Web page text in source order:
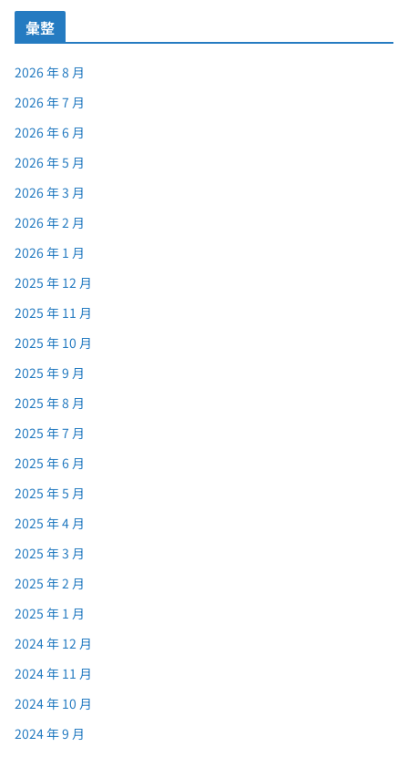
彙整
2026 年 8 月
2026 年 7 月
2026 年 6 月
2026 年 5 月
2026 年 3 月
2026 年 2 月
2026 年 1 月
2025 年 12 月
2025 年 11 月
2025 年 10 月
2025 年 9 月
2025 年 8 月
2025 年 7 月
2025 年 6 月
2025 年 5 月
2025 年 4 月
2025 年 3 月
2025 年 2 月
2025 年 1 月
2024 年 12 月
2024 年 11 月
2024 年 10 月
2024 年 9 月